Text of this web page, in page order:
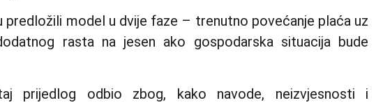
predložili model u dvije faze – trenutno povećanje plaća uz
rasta na jesen ako gospodarska situacija bude
prijedlog odbio zbog, kako navode, neizvjesnosti i